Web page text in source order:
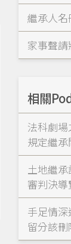
繼承人名
家事聲請
相關
法科劇
規定繼承
土地繼
審判決導
手足情
留分該刪